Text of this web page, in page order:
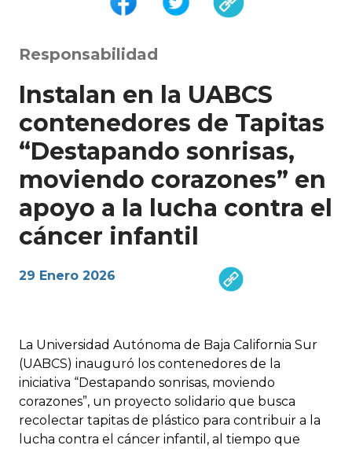
Responsabilidad
Instalan en la UABCS
contenedores de Tapitas
“Destapando sonrisas,
moviendo corazones” en
apoyo a la lucha contra el
cáncer infantil
29 Enero 2026
La Universidad Autónoma de Baja California Sur
(UABCS) inauguró los contenedores de la
iniciativa “Destapando sonrisas, moviendo
corazones”, un proyecto solidario que busca
recolectar tapitas de plástico para contribuir a la
lucha contra el cáncer infantil, al tiempo que